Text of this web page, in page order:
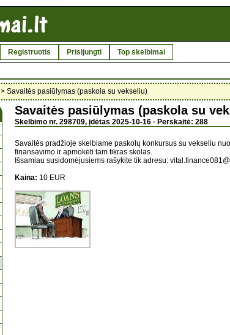
Registruotis Prisijungti Top skelbimai
> Savaitės pasiūlymas (paskola su vekseliu)
Savaitės pasiūlymas (paskola su
Skelbimo nr. 298709, įdėtas 2025-10-16 · Perskaitė: 288
Savaitės pradžioje skelbiame paskolų konkursus su vekseliu
finansavimo ir apmokėti tam tikras skolas.
Išsamiau susidomėjusiems rašykite tik adresu:
Kaina: 10 EUR